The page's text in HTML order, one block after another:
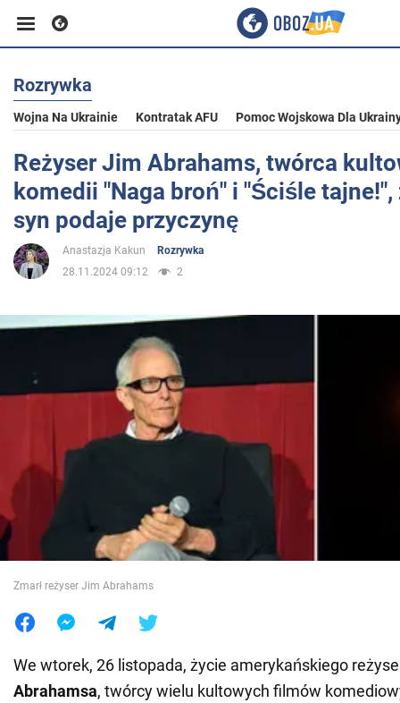
Biznes
Sport
Życie
Polityka
Społeczeństwo
Wojna na Ukrainie
Jedzenie
Rozrywka
Wojna Na Ukrainie Kontratak AFU Pomoc Wojskowa Dla
Reżyser Jim Abrahams, twórca
komedii "Naga broń" i "Ściśle tajne!",
syn podaje przyczynę
Anastazja Kakun
Rozrywka
28.11.2024 09:12
2
Zmarł reżyser Jim Abrahams
We wtorek, 26 listopada, życie amerykańskiego
Abrahamsa, twórcy wielu kultowych filmów